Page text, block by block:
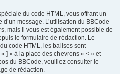
du code HTML, vous offrant un
message. L’utilisation du BBCode
mais il vous est également possible de
le formulaire de rédaction. Le
code HTML, les balises sont
] » à la place des chevrons « < » et
du BBCode, veuillez consulter le
de rédaction.